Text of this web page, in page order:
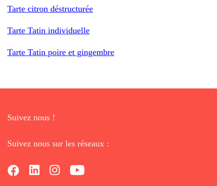
Tarte citron déstructurée
Tarte Tatin individuelle
Tarte Tatin poire et gingembre
Suivez nous !
Suivez nous sur les réseaux :